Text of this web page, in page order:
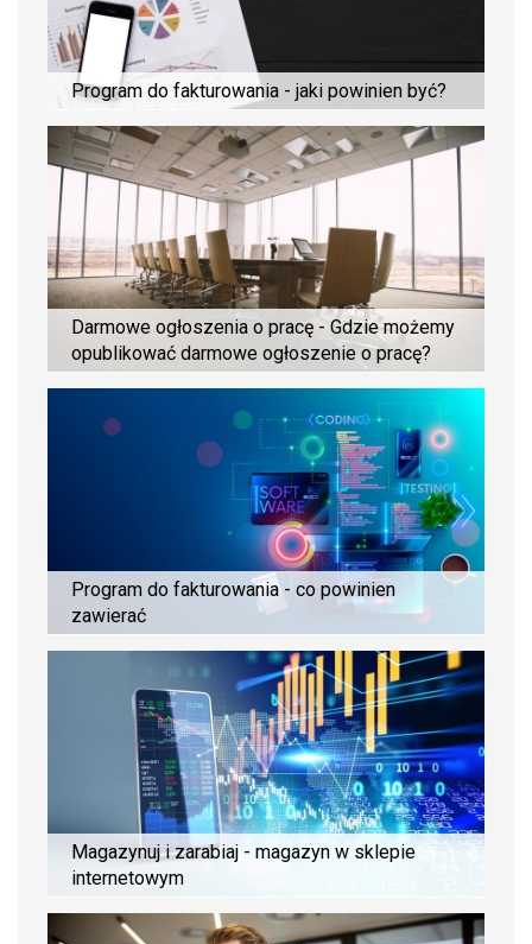
Program do fakturowania - jaki powinien być?
Darmowe ogłoszenia o pracę - Gdzie możemy
opublikować darmowe ogłoszenie o pracę?
Program do fakturowania - co powinien
zawierać
Magazynuj i zarabiaj - magazyn w sklepie
internetowym